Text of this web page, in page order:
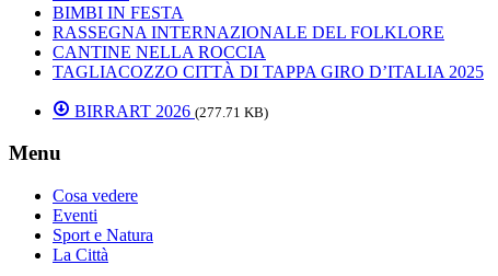
BIMBI IN FESTA
RASSEGNA INTERNAZIONALE DEL FOLKLORE
CANTINE NELLA ROCCIA
TAGLIACOZZO CITTÀ DI TAPPA GIRO D’ITALIA 2025
BIRRART 2026 (277.71 KB)
Menu
Cosa vedere
Eventi
Sport e Natura
La Città